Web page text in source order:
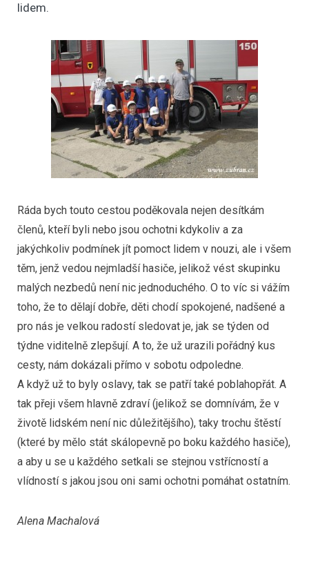
lidem.
Ráda bych touto cestou poděkovala nejen desítkám
členů, kteří byli nebo jsou ochotni kdykoliv a za
jakýchkoliv podmínek jít pomoct lidem v nouzi, ale i všem
těm, jenž vedou nejmladší hasiče, jelikož vést skupinku
malých nezbedů není nic jednoduchého. O to víc si vážím
toho, že to dělají dobře, děti chodí spokojené, nadšené a
pro nás je velkou radostí sledovat je, jak se týden od
týdne viditelně zlepšují. A to, že už urazili pořádný kus
cesty, nám dokázali přímo v sobotu odpoledne.
A když už to byly oslavy, tak se patří také poblahopřát. A
tak přeji všem hlavně zdraví (jelikož se domnívám, že v
životě lidském není nic důležitějšího), taky trochu štěstí
(které by mělo stát skálopevně po boku každého hasiče),
a aby u se u každého setkali se stejnou vstřícností a
vlídností s jakou jsou oni sami ochotni pomáhat ostatním.
Alena Machalová